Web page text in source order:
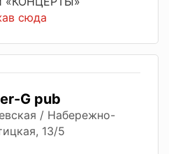
сюда
G pub
/ Набережно-
13/5